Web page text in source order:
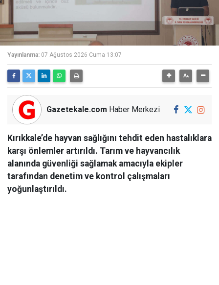
Yayınlanma: 07 Ağustos 2026 Cuma 13:07
Gazetekale.com Haber Merkezi
Kırıkkale’de hayvan sağlığını tehdit eden hastalıklara
karşı önlemler artırıldı. Tarım ve hayvancılık
alanında güvenliği sağlamak amacıyla ekipler
tarafından denetim ve kontrol çalışmaları
yoğunlaştırıldı.